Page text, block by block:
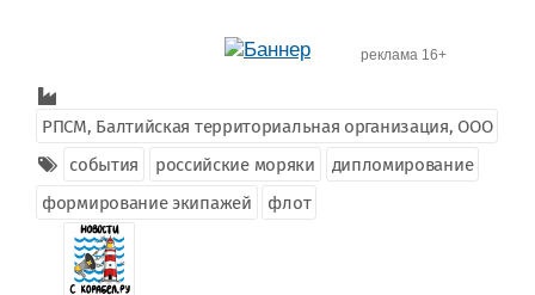
реклама 16+
РПСМ, Балтийская территориальная организация, ООО
события
российские моряки
дипломирование
формирование экипажей
флот